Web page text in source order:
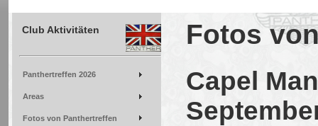
Club Aktivitäten
Panthertreffen 2026
Areas
Fotos von Panthertreffen
Fotos
Capel